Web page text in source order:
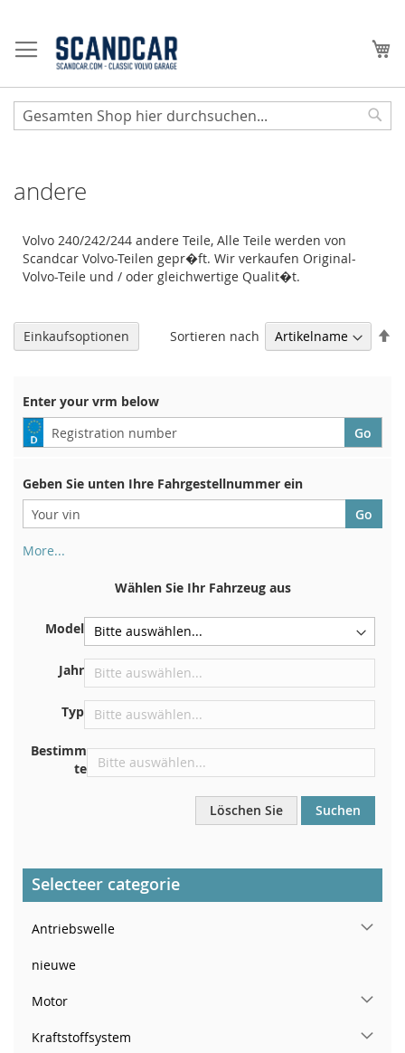
Inhalt
springen
andere
Volvo 240/242/244 andere Teile, Alle Teile werden von
Scandcar Volvo-Teilen gepr�ft. Wir verkaufen Original-
Volvo-Teile und / oder gleichwertige Qualit�t.
Sortieren nach
Enter your vrm below
Geben Sie unten Ihre Fahrgestellnummer ein
More...
Zulassungsbescheinigung. Und auch im Auto
Auf der Bodenplatte für den rechten Vordersitz
Zentrieren Sie es an der Trennwand unter der Haube
Direkt im Motorraum
Armaturenbrett
Wählen Sie Ihr Fahrzeug aus
Model
Jahr
Typ
Bestimm
te
Löschen Sie Suchen
Selecteer categorie
Antriebswelle
nieuwe
Motor
Kraftstoffsystem
Einkaufsoptionen